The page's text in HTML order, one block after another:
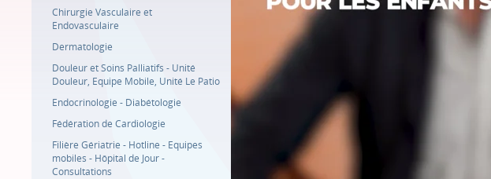
Chirurgie Vasculaire et
Endovasculaire
Dermatologie
Douleur et Soins Palliatifs - Unité
Douleur, Equipe Mobile, Unité Le Patio
Endocrinologie - Diabétologie
Fédération de Cardiologie
Filière Gériatrie - Hotline - Equipes
mobiles - Hôpital de Jour -
Consultations